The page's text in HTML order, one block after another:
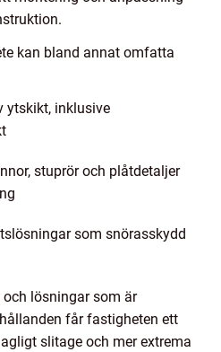
kan bland annat omfatta
ytskikt, inklusive
stuprör och plåtdetaljer
som snörasskydd
lösningar som är
får fastigheten ett
slitage och mer extrema